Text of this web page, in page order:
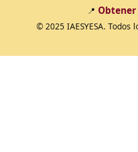
📍
© 2025 IAESYESA.